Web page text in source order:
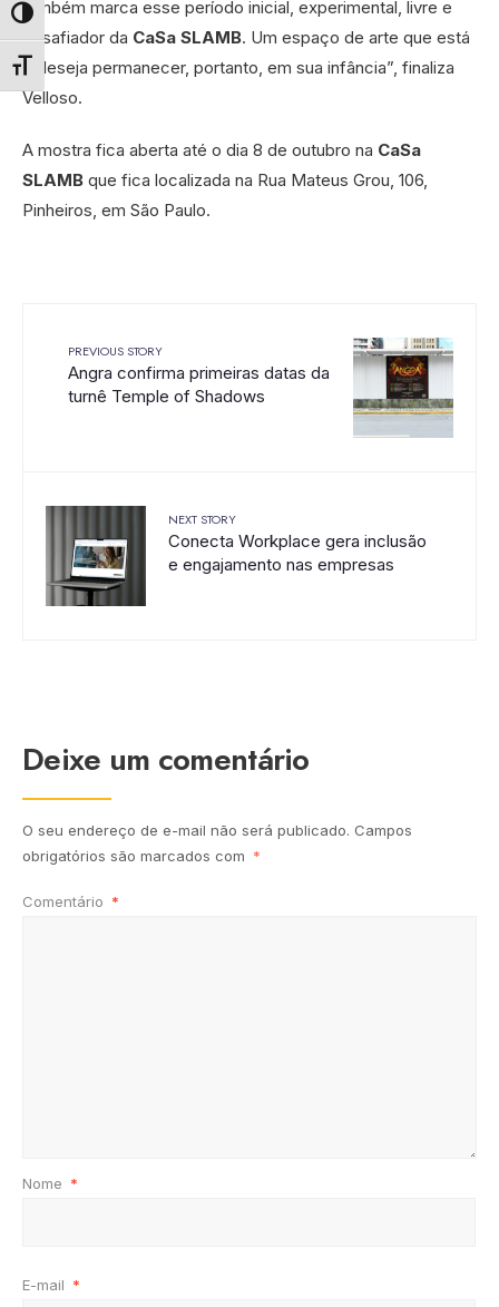
Alternar alto contraste
Alternar tamanho da fonte
também marca esse período inicial, experimental, livre e
desafiador da CaSa SLAMB. Um espaço de arte que está
e deseja permanecer, portanto, em sua infância”, finaliza
Velloso.
A mostra fica aberta até o dia 8 de outubro na CaSa
SLAMB que fica localizada na Rua Mateus Grou, 106,
Pinheiros, em São Paulo.
PREVIOUS STORY
Angra confirma primeiras datas da
turnê Temple of Shadows
NEXT STORY
Conecta Workplace gera inclusão
e engajamento nas empresas
Deixe um comentário
O seu endereço de e-mail não será publicado. Campos
obrigatórios são marcados com *
Comentário *
Nome *
E-mail *